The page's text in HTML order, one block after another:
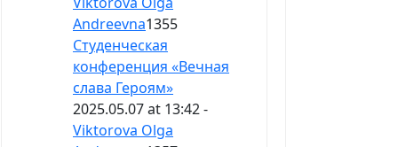
Andreevna1355
Студенческая
конференция «Вечная
слава Героям»
2025.05.07 at 13:42 -
Viktorova Olga